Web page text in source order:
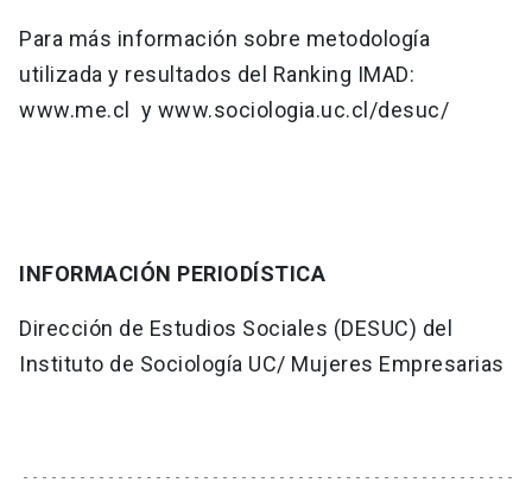
Para más información sobre metodología
utilizada y resultados del Ranking IMAD:
www.me.cl y www.sociologia.uc.cl/desuc/
INFORMACIÓN PERIODÍSTICA
Dirección de Estudios Sociales (DESUC) del
Instituto de Sociología UC/ Mujeres Empresarias